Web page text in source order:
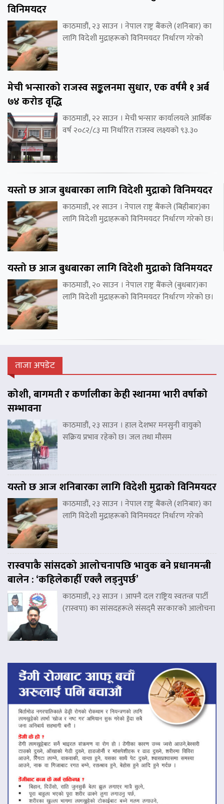
विनिमयदर
काठमाडौं, २३ साउन । नेपाल राष्ट्र बैंकले (शनिबार) का
लागि विदेशी मुद्राहरूको विनिमयदर निर्धारण गरेको
मेची भन्सारको राजस्व सङ्कलनमा सुधार, एक वर्षमै १ अर्ब
७४ करोड वृद्धि
काठमाडौं, २२ साउन । मेची भन्सार कार्यालयले आर्थिक
वर्ष २०८२/८३ मा निर्धारित राजस्व लक्ष्यको ९३.३०
यस्तो छ आज बुधबारका लागि विदेशी मुद्राको विनिमयदर
काठमाडौं, २१ साउन । नेपाल राष्ट्र बैंकले (बिहीबार)का
लागि विदेशी मुद्राहरूको विनिमयदर निर्धारण गरेको छ।
यस्तो छ आज बुधबारका लागि विदेशी मुद्राको विनिमयदर
काठमाडौं, २० साउन । नेपाल राष्ट्र बैंकले (बुधबार)का
लागि विदेशी मुद्राहरूको विनिमयदर निर्धारण गरेको छ।
ताजा अपडेट
कोशी, बागमती र कर्णालीका केही स्थानमा भारी वर्षाको
सम्भावना
काठमाडौं, २३ साउन । हाल देशभर मनसुनी वायुको
सक्रिय प्रभाव रहेको छ। जल तथा मौसम
यस्तो छ आज शनिबारका लागि विदेशी मुद्राको विनिमयदर
काठमाडौं, २३ साउन । नेपाल राष्ट्र बैंकले (शनिबार) का
लागि विदेशी मुद्राहरूको विनिमयदर निर्धारण गरेको
रास्वपाकै सांसदको आलोचनापछि भावुक बने प्रधानमन्त्री
बालेन : ‘कहिलेकाहीँ एक्लै लड्नुपर्छ’
काठमाडौं, २३ साउन । आफ्नै दल राष्ट्रिय स्वतन्त्र पार्टी
(रास्वपा) का सांसदहरूले संसद्‌मै सरकारको आलोचना